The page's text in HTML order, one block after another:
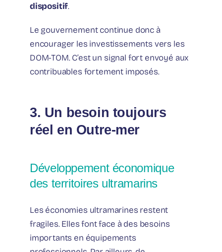
dispositif.
Le gouvernement continue donc à
encourager les investissements vers les
DOM-TOM. C’est un signal fort envoyé aux
contribuables fortement imposés.
3. Un besoin toujours
réel en Outre-mer
Développement économique
des territoires ultramarins
Les économies ultramarines restent
fragiles. Elles font face à des besoins
importants en équipements